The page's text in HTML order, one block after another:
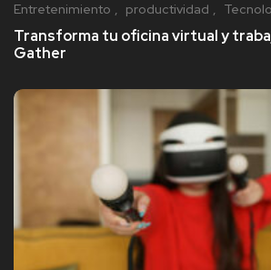
Entretenimiento productividad
Transforma tu oficina virtual y
Gather